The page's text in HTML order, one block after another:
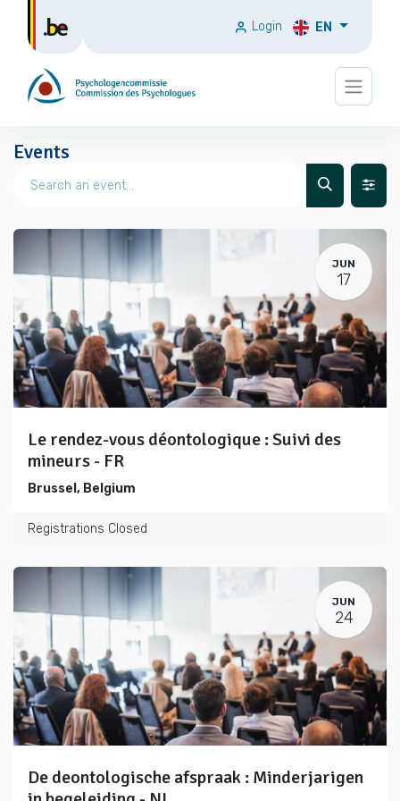
Login EN
Events
JUN
17
Le rendez-vous déontologique : Suivi des
mineurs - FR
Brussel , Belgium
Registrations Closed
JUN
24
De deontologische afspraak : Minderjarigen